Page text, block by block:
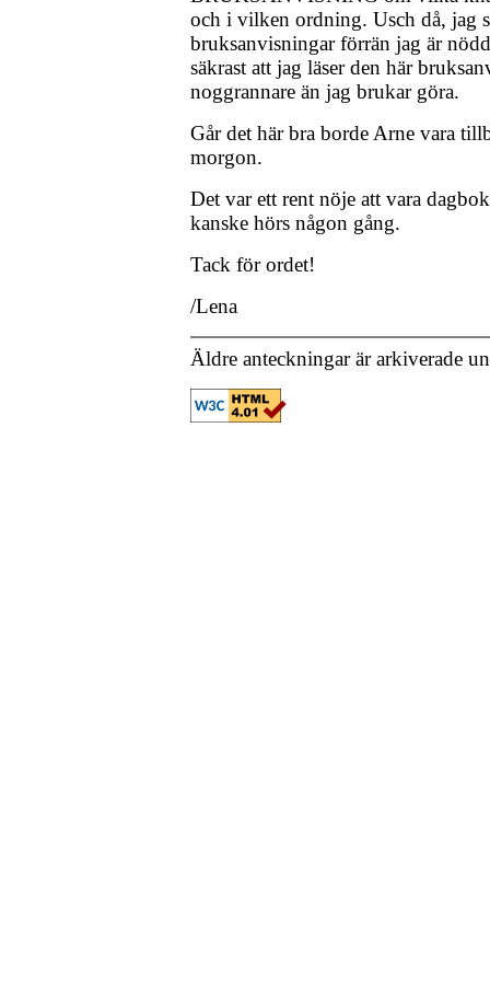
och i vilken ordning. Usch då, jag
bruksanvisningar förrän jag är
säkrast att jag läser den här
noggrannare än jag brukar göra.
Går det här bra borde Arne vara
morgon.
Det var ett rent nöje att vara
kanske hörs någon gång.
Tack för ordet!
/Lena
Äldre anteckningar är arkiverade